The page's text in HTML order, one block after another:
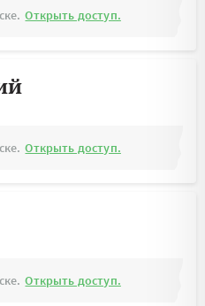
Открыть доступ.
Открыть доступ.
Открыть доступ.